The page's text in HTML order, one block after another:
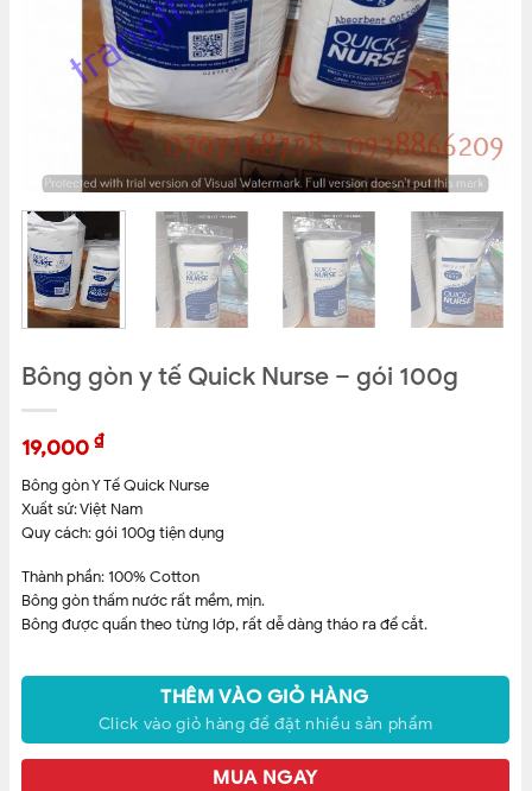
Bông gòn y tế Quick Nurse – gói 100g
19,000 ₫
Bông gòn Y Tế Quick Nurse
Xuất sứ: Việt Nam
Quy cách: gói 100g tiện dụng
Thành phần: 100% Cotton
Bông gòn thấm nước rất mềm, mịn.
Bông được quấn theo từng lớp, rất dễ dàng tháo ra để cắt.
– Vệ sinh cá nhân, vệ sinh vết thương , bịt tai cho mẹ sau sinh , dùng
– Dùng sát trùng khi tiêm, lau rửa vết thương và thấm máu, vệ sinh
cho em bé.
THÊM VÀO GIỎ HÀNG
Click vào giỏ hàng để đặt nhiều sản phẩm
MUA NGAY